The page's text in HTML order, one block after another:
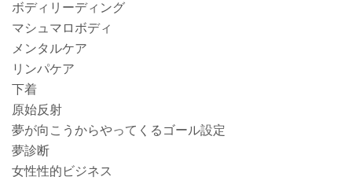
ボディリーディング
マシュマロボディ
メンタルケア
リンパケア
下着
原始反射
夢が向こうからやってくるゴール設定
夢診断
女性性的ビジネス